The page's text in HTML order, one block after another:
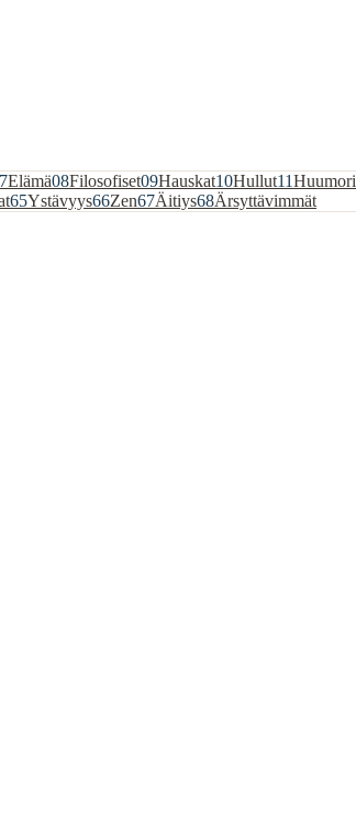
Elämä08Filosofiset09Hauskat10Hullut11Huumori
65Ystävyys66Zen67Äitiys68Ärsyttävimmät